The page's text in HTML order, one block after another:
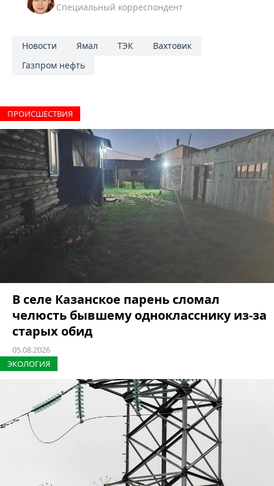
Специальный корреспондент
Новости Ямал ТЭК
Вахтовик
Газпром нефть
ПРОИCШЕСТВИЯ
В селе Казанское парень сломал
челюсть бывшему однокласснику из-за
старых обид
05.08.2026
ЭКОЛОГИЯ